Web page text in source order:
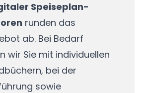
Speiseplan-
runden das
ab. Bei Bedarf
wir Sie mit individuellen
bei der
sowie